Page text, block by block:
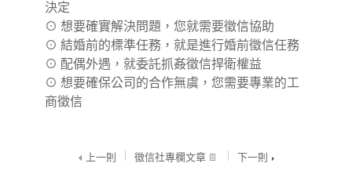
決定
⊙想要確實解決問題，您就需要徵信協助
⊙結婚前的標準任務，就是進行婚前徵信任務
⊙ 配偶外遇，就委託抓姦徵信捍衛權益
⊙想要確保公司的合作無虞，您需要專業的工
商徵信
上一則 徵信社專欄文章 下一則